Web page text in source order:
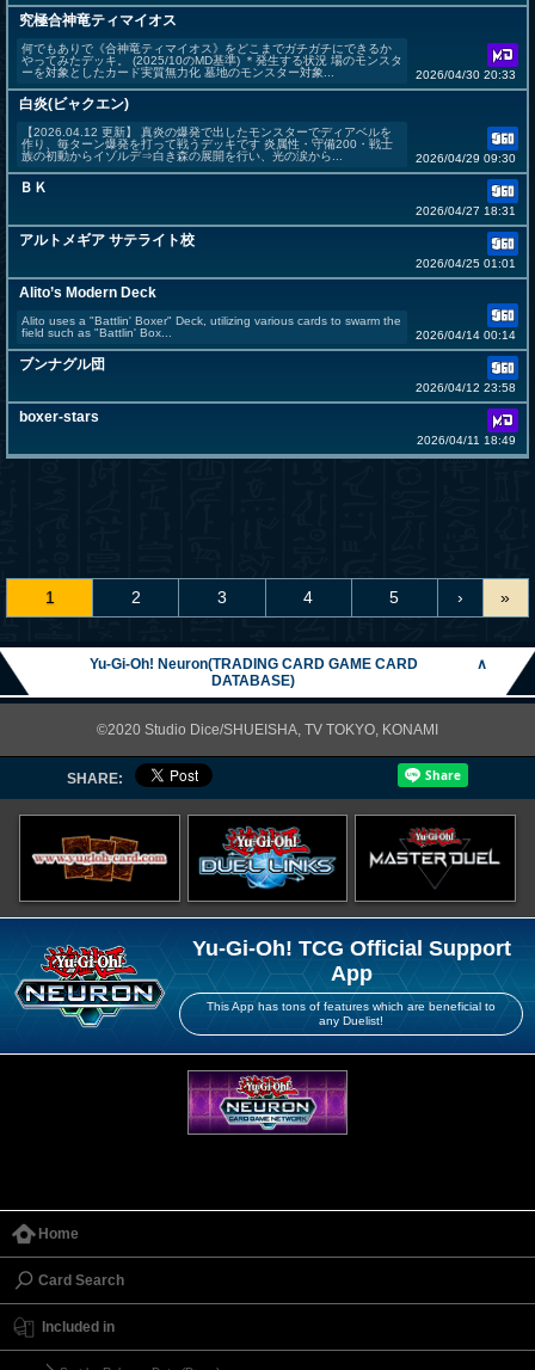
究極合神竜ティマイオス
何でもありで《合神竜ティマイオス》をどこまでガチガチにできるか
やってみたデッキ。 (2025/10のMD基準) ＊発生する状況 場のモンスタ
ーを対象としたカード実質無力化 墓地のモンスター対象...
2026/04/30 20:33
白炎(ビャクエン)
【2026.04.12 更新】 真炎の爆発で出したモンスターでディアベルを
作り、毎ターン爆発を打って戦うデッキです 炎属性・守備200・戦士
族の初動からイゾルデ⇒白き森の展開を行い、光の涙から...
2026/04/29 09:30
ＢＫ
2026/04/27 18:31
アルトメギア サテライト校
2026/04/25 01:01
Alito’s Modern Deck
Alito uses a "Battlin' Boxer" Deck, utilizing various cards to swarm the
field such as "Battlin' Box...
2026/04/14 00:14
ブンナグル団
2026/04/12 23:58
boxer-stars
2026/04/11 18:49
1 2 3 4 5 › »
Yu-Gi-Oh! Neuron(TRADING CARD GAME CARD
DATABASE)
∧
©2020 Studio Dice/SHUEISHA, TV TOKYO, KONAMI
SHARE:
Yu-Gi-Oh! TCG Official Support
App
This App has tons of features which are beneficial to
any Duelist!
Home
Card Search
Included in